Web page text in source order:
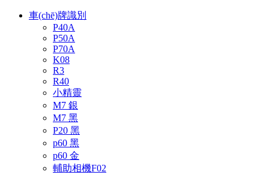
車(chē)牌識別
P40A
P50A
P70A
K08
R3
R40
小精靈
M7 銀
M7 黑
P20 黑
p60 黑
p60 金
輔助相機F02